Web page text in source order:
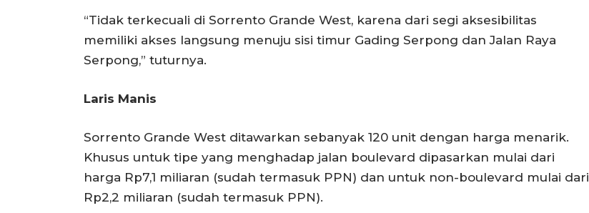
“Tidak terkecuali di Sorrento Grande West, karena dari segi aksesibilitas
memiliki akses langsung menuju sisi timur Gading Serpong dan Jalan Raya
Serpong,” tuturnya.
Laris Manis
Sorrento Grande West ditawarkan sebanyak 120 unit dengan harga menarik.
Khusus untuk tipe yang menghadap jalan boulevard dipasarkan mulai dari
harga Rp7,1 miliaran (sudah termasuk PPN) dan untuk non-boulevard mulai dari
Rp2,2 miliaran (sudah termasuk PPN).